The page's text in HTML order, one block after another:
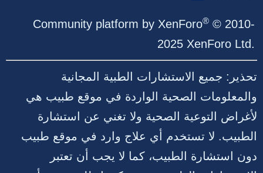
Community platform by XenForo® © 2010-
2025 XenForo Ltd.
تحذير: جميع الاستشارات الطبية المجانية
والمعلومات الصحية الواردة في موقع طبيب هي
لأغراض التوعية الصحية ولا تغني عن استشارة
الطبيب. لا تستخدم أي علاج وارد في موقع طبيب
دون استشارة الطبيب، كما لا يجب أن تعتبر